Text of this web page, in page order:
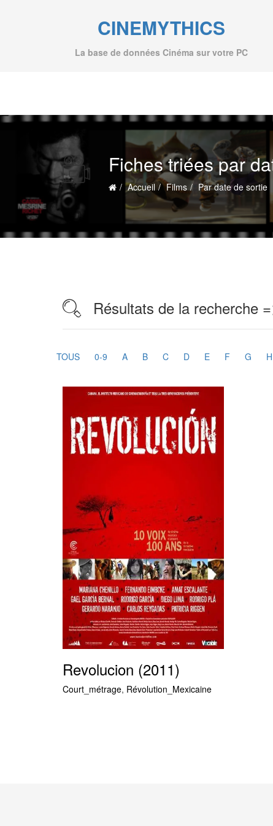
CINEMYTHICS
La base de données Cinéma sur votre PC
Fiches triées par
Accueil Films Par date de sortie
Résultats de la recherche
TOUS 0-9 A B C D E F G H
Revolucion (2011)
Court_métrage, Révolution_Mexicaine